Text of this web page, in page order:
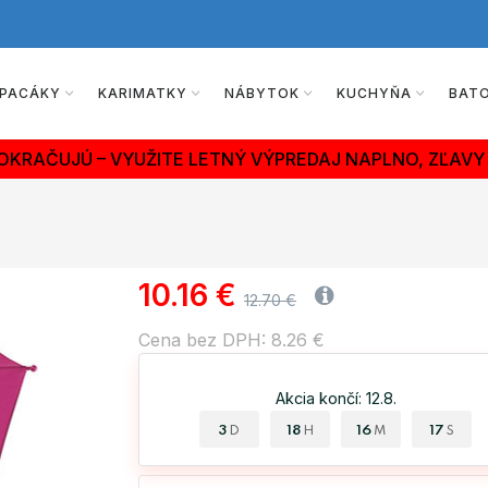
KARIMATKY NÁBYTOK KUCHYŇA
– VYUŽITE LETNÝ VÝPREDAJ NAPLNO,
10.16 € 12.70 €
Cena bez DPH: 8.26 €
Akcia končí: 12.8.
3 D 18 H 16 M 16 S